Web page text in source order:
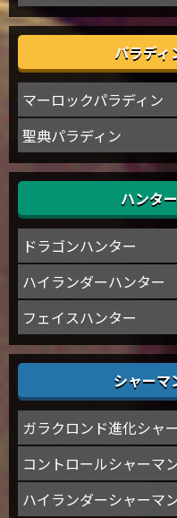
パラディ
マーロックパラディン
聖典パラディン
ハンタ
ドラゴンハンター
ハイランダーハンター
フェイスハンター
シャーマ
ガラクロンド進化シャ
コントロールシャーマ
ハイランダーシャーマ